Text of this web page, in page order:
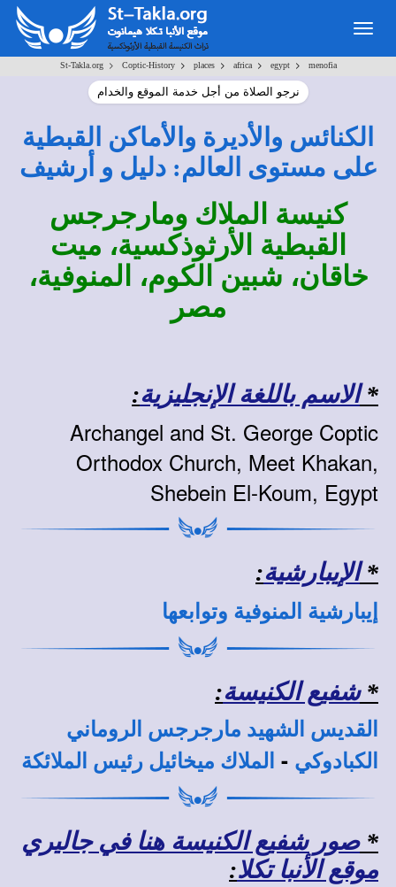
St-Takla.org> Coptic-History> places> africa> egypt> menofia
نرجو الصلاة من أجل خدمة الموقع والخدام
الكنائس والأديرة والأماكن القبطية
على مستوى العالم: دليل و أرشيف
كنيسة الملاك ومارجرجس
القبطية الأرثوذكسية، ميت
خاقان، شبين الكوم، المنوفية،
مصر
*الاسم باللغة الإنجليزية:
Archangel and St. George Coptic
Orthodox Church, Meet Khakan,
Shebein El-Koum, Egypt
*الإيبارشية:
إيبارشية المنوفية وتوابعها
*شفيع الكنيسة:
القديس الشهيد مارجرجس الروماني
الكبادوكي - الملاك ميخائيل رئيس الملائكة
*صور شفيع الكنيسة هنا في جاليري
موقع الأنبا تكلا: